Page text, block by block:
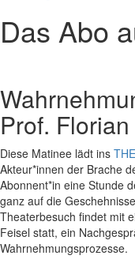
Das Abo
Prof.
Diese Matinee lädt ins
Akteur*innen der Brache
Abonnent*in eine Stunde
ganz auf die
Theaterbesuch findet mit
Feisel statt, ein
Wahrnehmungsprozesse.